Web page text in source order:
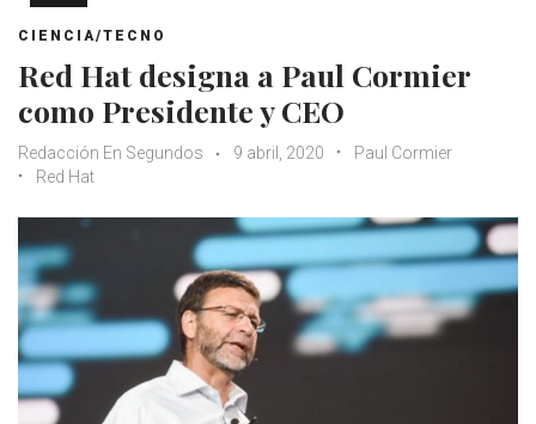
CIENCIA/TECNO
Red Hat designa a Paul Cormier
como Presidente y CEO
Redacción En Segundos 9 abril, 2020
Paul Cormier
Red Hat